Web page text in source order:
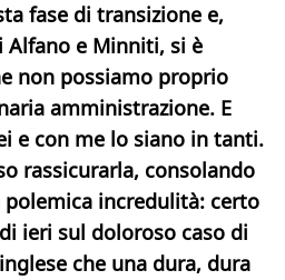
fase di transizione e,
Alfano e Minniti, si è
non possiamo proprio
amministrazione. E
e con me lo siano in tanti.
rassicurarla, consolando
incredulità: certo
ieri sul doloroso caso di
che una dura, dura